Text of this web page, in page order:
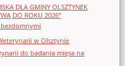
DLA GMINY OLSZTYNEK
DO ROKU 2026”
w Olsztynie
do badania mięsa na